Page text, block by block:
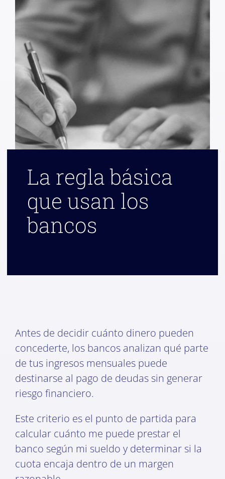
La regla básica
que usan los
bancos
Antes de decidir cuánto dinero pueden
concederte, los bancos analizan qué parte
de tus ingresos mensuales puede
destinarse al pago de deudas sin generar
riesgo financiero.
Este criterio es el punto de partida para
calcular cuánto me puede prestar el
banco según mi sueldo y determinar si la
cuota encaja dentro de un margen